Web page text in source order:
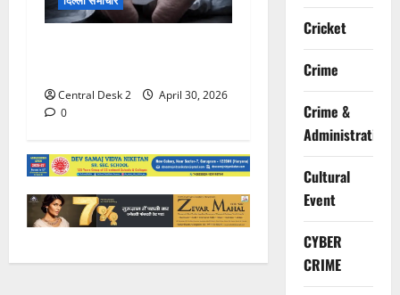
Central Desk 2
April 30, 2026
0
Cricket
Crime
Crime &
Administration
Cultural
Event
CYBER
CRIME